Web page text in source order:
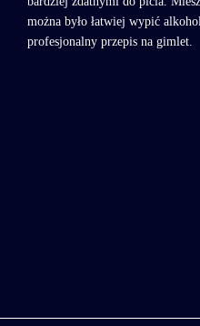
można było łatwiej wypić
profesjonalny przepis na gimlet.